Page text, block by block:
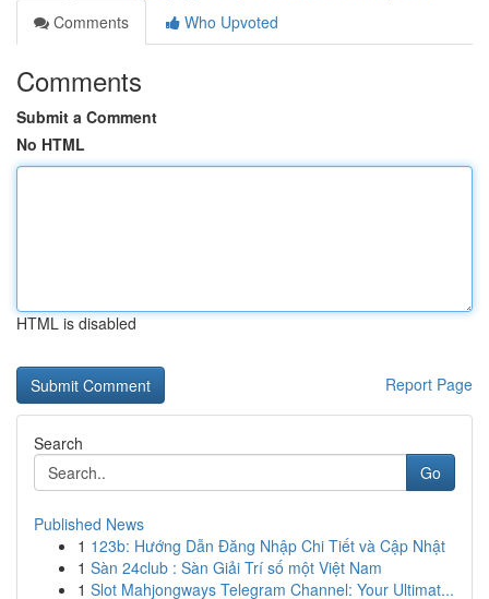
Comments
Who Upvoted
Comments
Submit a Comment
No HTML
HTML is disabled
Report Page
Search
Go
Published News
1 123b: Hướng Dẫn Đăng Nhập Chi Tiết và Cập Nhật
1 Sàn 24club : Sàn Giải Trí số một Việt Nam
1 Slot Mahjongways Telegram Channel: Your Ultimat...